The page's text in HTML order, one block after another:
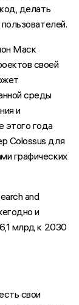
делать
Маск
своей
среды
и
этого года
Colossus для
графических
and
и
млрд к 2030
свои